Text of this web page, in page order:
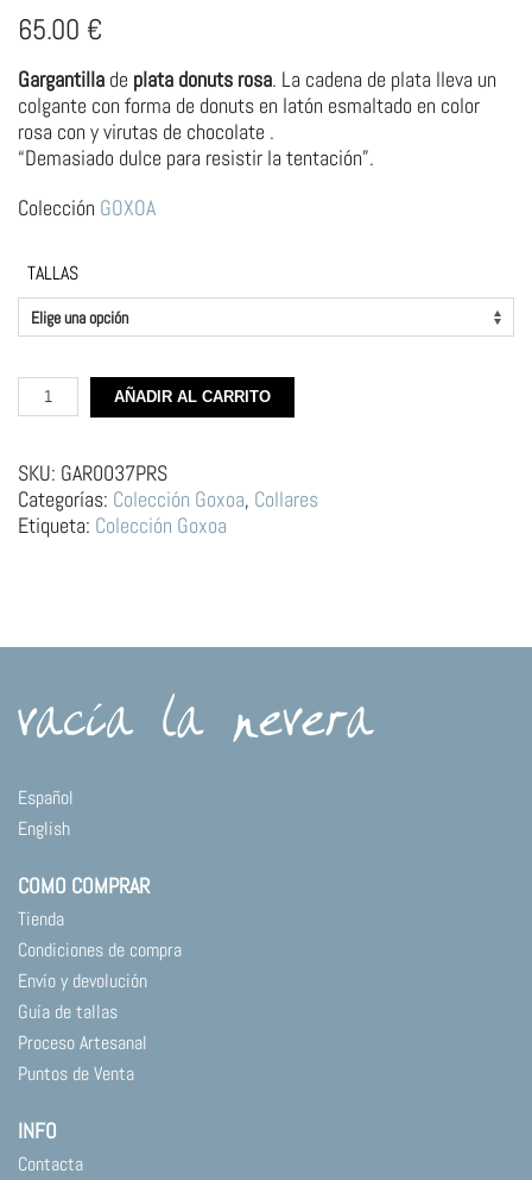
65.00 €
Gargantilla de plata donuts rosa. La cadena de plata lleva un
colgante con forma de donuts en latón esmaltado en color
rosa con y virutas de chocolate .
“Demasiado dulce para resistir la tentación”.
Colección GOXOA
TALLAS
Gargantilla
de
–
Donuts
Rosa
cantidad
AÑADIR AL CARRITO
SKU: GAR0037PRS
Categorías: Colección Goxoa, Collares
Etiqueta: Colección Goxoa
Español
English
COMO COMPRAR
Tienda
Condiciones de compra
Envío y devolución
Guía de tallas
Proceso Artesanal
Puntos de Venta
INFO
Contacta